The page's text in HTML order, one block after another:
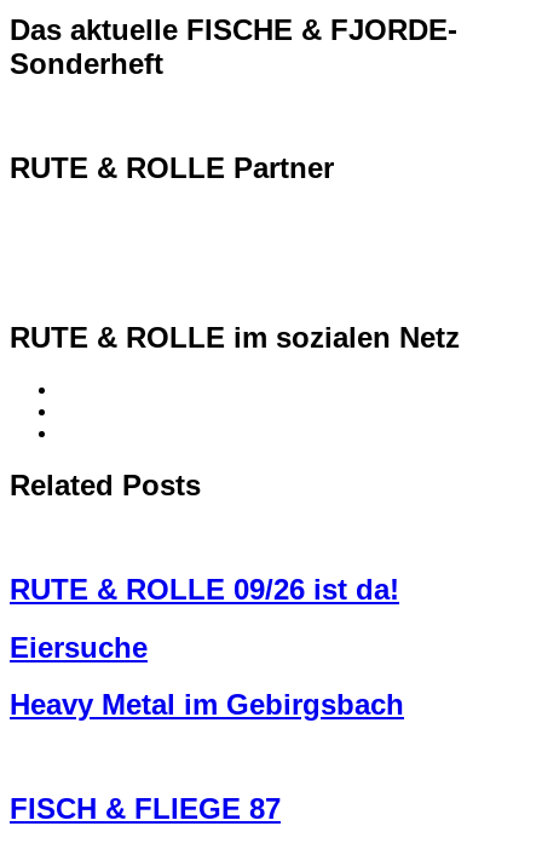
Das aktuelle FISCHE & FJORDE-
Sonderheft
RUTE & ROLLE Partner
RUTE & ROLLE im sozialen Netz
Related Posts
RUTE & ROLLE 09/26 ist da!
Eiersuche
Heavy Metal im Gebirgsbach
FISCH & FLIEGE 87